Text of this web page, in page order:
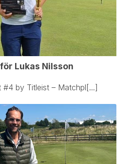
Lukas Nilsson
#4 by Titleist – Matchpl[...]